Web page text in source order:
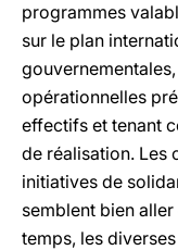
programmes
sur le plan
opérationnelles
effectifs et tenant
de réalisation. Les
initiatives de
semblent bien aller
temps, les